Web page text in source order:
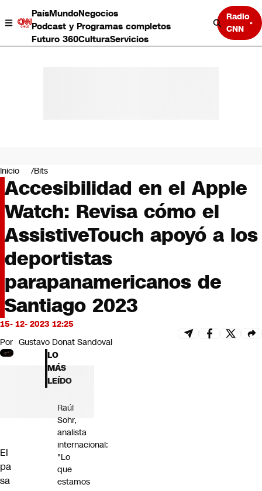
PaísMundoNegocios
Podcast y Programas completos
Futuro 360CulturaServicios
Radio
CNN
Negocios
Deportes
Programas completos
Cultura
Servicios
Bits
CNN tiempo
Futuro 360
Opinión
Inicio Bits
Accesibilidad en el Apple
Watch: Revisa cómo el
AssistiveTouch apoyó a los
deportistas
parapanamericanos de
Santiago 2023
15- 12- 2023 12:25
Por Gustavo Donat Sandoval
El
pa
sa
LO
MÁS
LEÍDO
Raúl
Sohr,
analista
internacional:
"Lo
que
estamos